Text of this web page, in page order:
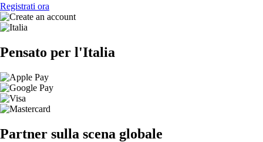
Registrati ora
Pensato per l'Italia
Partner sulla scena globale